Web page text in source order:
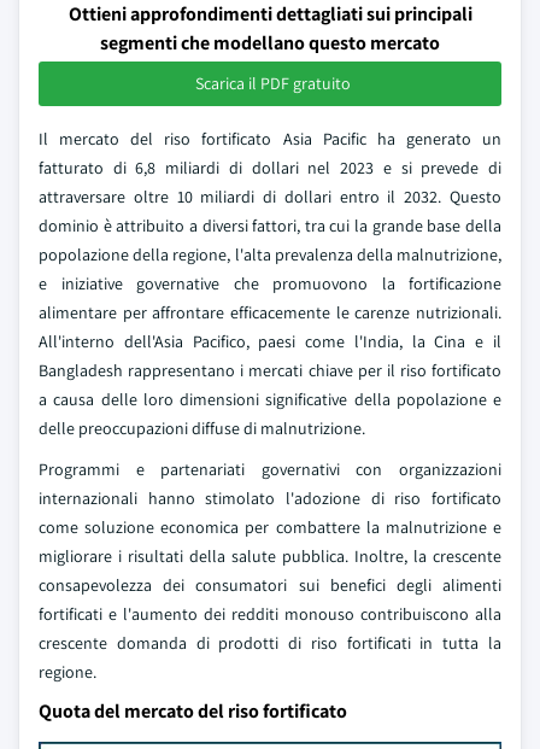
Ottieni approfondimenti dettagliati sui principali
segmenti che modellano questo mercato
Scarica il PDF gratuito
Il mercato del riso fortificato Asia Pacific ha generato un
fatturato di 6,8 miliardi di dollari nel 2023 e si prevede di
attraversare oltre 10 miliardi di dollari entro il 2032. Questo
dominio è attribuito a diversi fattori, tra cui la grande base della
popolazione della regione, l'alta prevalenza della malnutrizione,
e iniziative governative che promuovono la fortificazione
alimentare per affrontare efficacemente le carenze nutrizionali.
All'interno dell'Asia Pacifico, paesi come l'India, la Cina e il
Bangladesh rappresentano i mercati chiave per il riso fortificato
a causa delle loro dimensioni significative della popolazione e
delle preoccupazioni diffuse di malnutrizione.
Programmi e partenariati governativi con organizzazioni
internazionali hanno stimolato l'adozione di riso fortificato
come soluzione economica per combattere la malnutrizione e
migliorare i risultati della salute pubblica. Inoltre, la crescente
consapevolezza dei consumatori sui benefici degli alimenti
fortificati e l'aumento dei redditi monouso contribuiscono alla
crescente domanda di prodotti di riso fortificati in tutta la
regione.
Quota del mercato del riso fortificato